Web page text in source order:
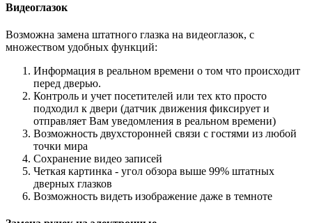
Видеоглазок
Возможна замена штатного глазка на видеоглазок, с
множеством удобных функций:
Информация в реальном времени о том что происходит
перед дверью.
Контроль и учет посетителей или тех кто просто
подходил к двери (датчик движения фиксирует и
отправляет Вам уведомления в реальном времени)
Возможность двухсторонней связи с гостями из любой
точки мира
Сохранение видео записей
Четкая картинка - угол обзора выше 99% штатных
дверных глазков
Возможность видеть изображение даже в темноте